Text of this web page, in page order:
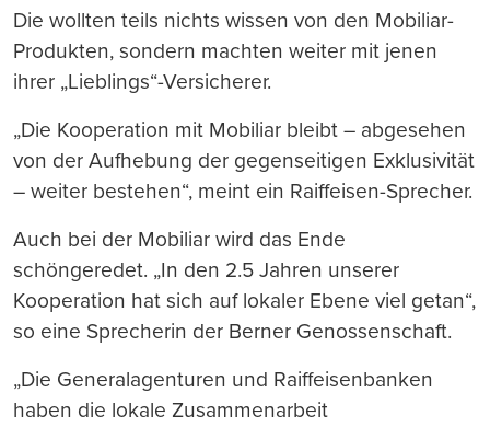
Die wollten teils nichts wissen von den Mobiliar-
Produkten, sondern machten weiter mit jenen
ihrer „Lieblings“-Versicherer.
„Die Kooperation mit Mobiliar bleibt – abgesehen
von der Aufhebung der gegenseitigen Exklusivität
– weiter bestehen“, meint ein Raiffeisen-Sprecher.
Auch bei der Mobiliar wird das Ende
schöngeredet. „In den 2.5 Jahren unserer
Kooperation hat sich auf lokaler Ebene viel getan“,
so eine Sprecherin der Berner Genossenschaft.
„Die Generalagenturen und Raiffeisenbanken
haben die lokale Zusammenarbeit